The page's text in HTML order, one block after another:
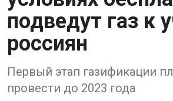
подведут газ к
россиян
Первый этап газификации
провести до 2023 года